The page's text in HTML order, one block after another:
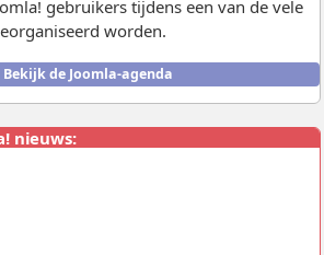
gebruikers tijdens een van de vele
worden.
Bekijk de Joomla-agenda
nieuws: